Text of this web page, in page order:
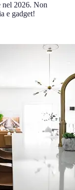
nel 2026. Non
e gadget!